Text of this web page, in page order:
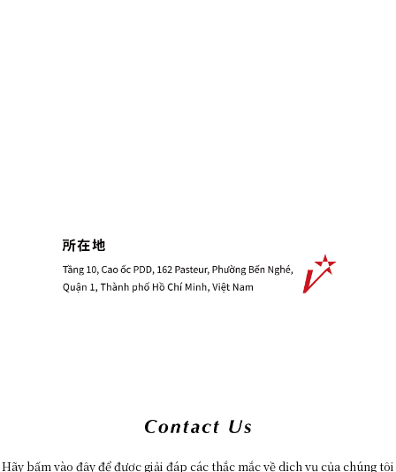
Hãy bấm vào đây để được giải đáp các thắc mắc về dịch vụ của chúng tôi